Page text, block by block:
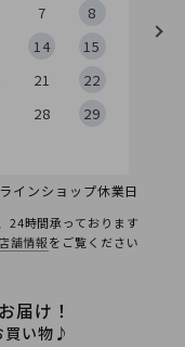
7
8
14
15
21
22
28
29
インショップ休業日
24時間承っております
舗情報をご覧ください
届け！
買い物♪